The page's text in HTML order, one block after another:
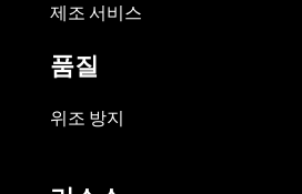
제조 서비스
품질
위조 방지